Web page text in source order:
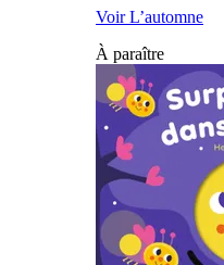
Voir L’automne
À paraître